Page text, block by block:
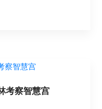
考察智慧宫